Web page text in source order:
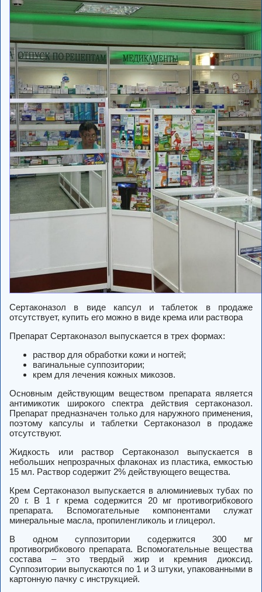
Сертаконазол в виде капсул и таблеток в продаже
отсутствует, купить его можно в виде крема или раствора
Препарат Сертаконазол выпускается в трех формах:
раствор для обработки кожи и ногтей;
вагинальные суппозитории;
крем для лечения кожных микозов.
Основным действующим веществом препарата является
антимикотик широкого спектра действия сертаконазол.
Препарат предназначен только для наружного применения,
поэтому капсулы и таблетки Сертаконазол в продаже
отсутствуют.
Жидкость или раствор Сертаконазол выпускается в
небольших непрозрачных флаконах из пластика, емкостью
15 мл. Раствор содержит 2% действующего вещества.
Крем Сертаконазол выпускается в алюминиевых тубах по
20 г. В 1 г крема содержится 20 мг противогрибкового
препарата. Вспомогательные компонентами служат
минеральные масла, пропиленгликоль и глицерол.
В одном суппозитории содержится 300 мг
противогрибкового препарата. Вспомогательные вещества
состава – это твердый жир и кремния диоксид.
Суппозитории выпускаются по 1 и 3 штуки, упакованными в
картонную пачку с инструкцией.